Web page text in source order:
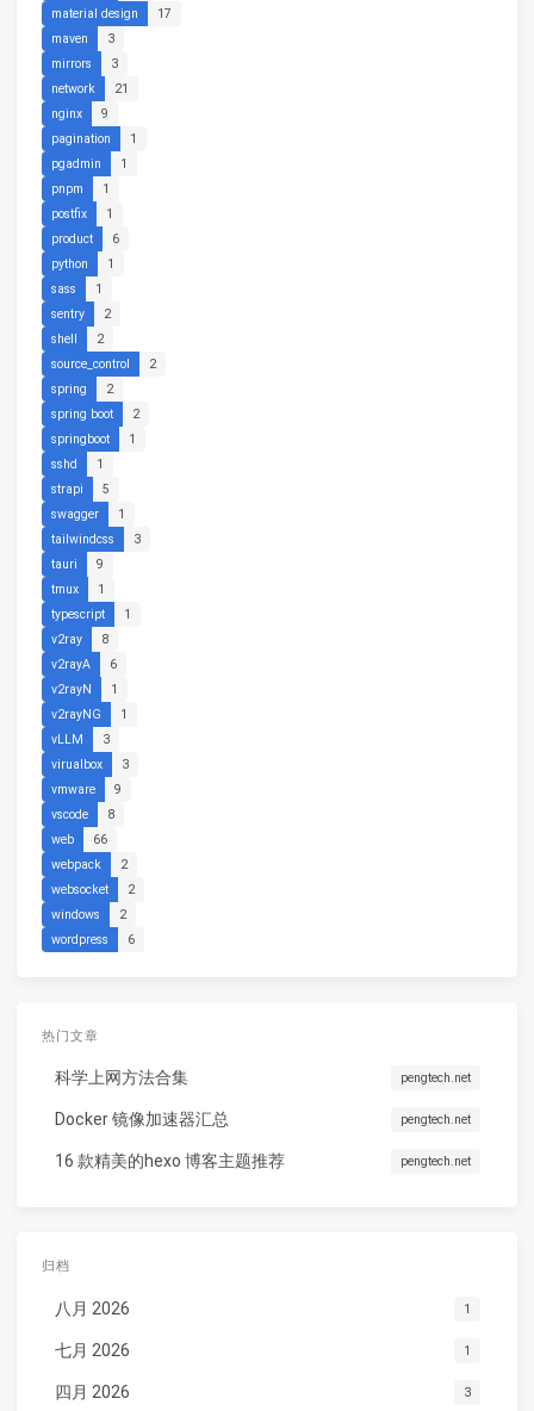
material design
17
maven
3
mirrors
3
network
21
nginx
9
pagination
1
pgadmin
1
pnpm
1
postfix
1
product
6
python
1
sass
1
sentry
2
shell
2
source_control
2
spring
2
spring boot
2
springboot
1
sshd
1
strapi
5
swagger
1
tailwindcss
3
tauri
9
tmux
1
typescript
1
v2ray
8
v2rayA
6
v2rayN
1
v2rayNG
1
vLLM
3
virualbox
3
vmware
9
vscode
8
web
66
webpack
2
websocket
2
windows
2
wordpress
6
热门文章
科学上网方法合集 pengtech.net
Docker 镜像加速器汇总 pengtech.net
16 款精美的hexo 博客主题推荐 pengtech.net
归档
八月 2026 1
七月 2026 1
四月 2026 3